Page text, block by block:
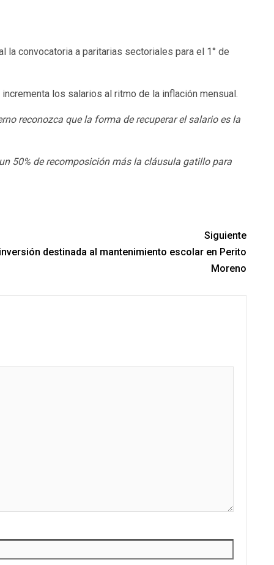
la convocatoria a paritarias sectoriales para el 1° de
los salarios al ritmo de la inflación mensual.
reconozca que la forma de recuperar el salario es la
50% de recomposición más la cláusula gatillo para
Siguiente
destinada al mantenimiento escolar en Perito
Moreno